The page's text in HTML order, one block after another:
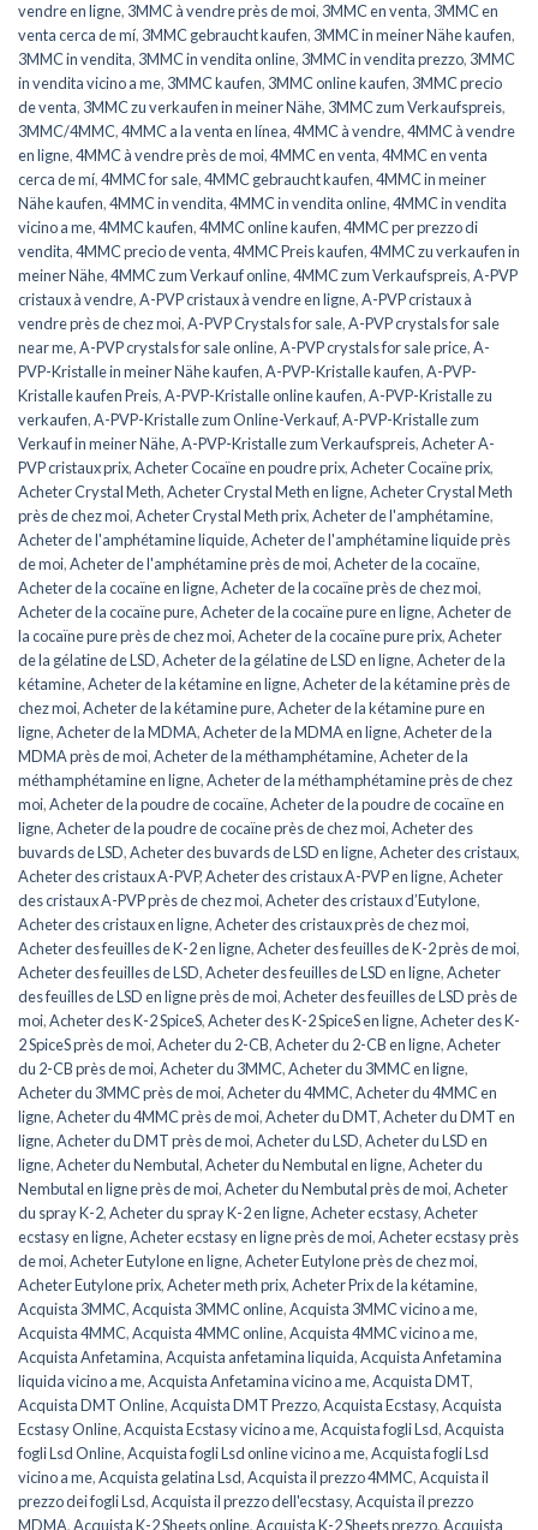
vendre en ligne, 3MMC à vendre près de moi, 3MMC en venta, 3MMC en
venta cerca de mí, 3MMC gebraucht kaufen, 3MMC in meiner Nähe kaufen,
3MMC in vendita, 3MMC in vendita online, 3MMC in vendita prezzo, 3MMC
in vendita vicino a me, 3MMC kaufen, 3MMC online kaufen, 3MMC precio
de venta, 3MMC zu verkaufen in meiner Nähe, 3MMC zum Verkaufspreis,
3MMC/4MMC,4MMC a la venta en línea,4MMC à vendre,4MMC à vendre
en ligne,4MMC à vendre près de moi,4MMC en venta,4MMC en venta
cerca de mí,4MMC for sale,4MMC gebraucht kaufen,4MMC in meiner
Nähe kaufen,4MMC in vendita,4MMC in vendita online,4MMC in vendita
vicino a me,4MMC kaufen,4MMC online kaufen,4MMC per prezzo di
vendita,4MMC precio de venta,4MMC Preis kaufen,4MMC zu verkaufen in
meiner Nähe,4MMC zum Verkauf online,4MMC zum Verkaufspreis,A-PVP
cristaux à vendre,A-PVP cristaux à vendre en ligne,A-PVP cristaux à
vendre près de chez moi,A-PVP Crystals for sale,A-PVP crystals for sale
near me,A-PVP crystals for sale online,A-PVP crystals for sale price,A-
PVP-Kristalle in meiner Nähe kaufen,A-PVP-Kristalle kaufen,A-PVP-
Kristalle kaufen Preis,A-PVP-Kristalle online kaufen,A-PVP-Kristalle zu
verkaufen,A-PVP-Kristalle zum Online-Verkauf,A-PVP-Kristalle zum
Verkauf in meiner Nähe,A-PVP-Kristalle zum Verkaufspreis,Acheter A-
PVP cristaux prix,Acheter Cocaïne en poudre prix,Acheter Cocaïne prix,
Acheter Crystal Meth,Acheter Crystal Meth en ligne,Acheter Crystal Meth
près de chez moi,Acheter Crystal Meth prix,Acheter de l'amphétamine,
Acheter de l'amphétamine liquide,Acheter de l'amphétamine liquide près
de moi,Acheter de l'amphétamine près de moi,Acheter de la cocaïne,
Acheter de la cocaïne en ligne,Acheter de la cocaïne près de chez moi,
Acheter de la cocaïne pure,Acheter de la cocaïne pure en ligne,Acheter de
la cocaïne pure près de chez moi,Acheter de la cocaïne pure prix,Acheter
de la gélatine de LSD,Acheter de la gélatine de LSD en ligne,Acheter de la
kétamine,Acheter de la kétamine en ligne,Acheter de la kétamine près de
chez moi,Acheter de la kétamine pure,Acheter de la kétamine pure en
ligne,Acheter de la MDMA,Acheter de la MDMA en ligne,Acheter de la
MDMA près de moi,Acheter de la méthamphétamine,Acheter de la
méthamphétamine en ligne,Acheter de la méthamphétamine près de chez
moi,Acheter de la poudre de cocaïne,Acheter de la poudre de cocaïne en
ligne,Acheter de la poudre de cocaïne près de chez moi,Acheter des
buvards de LSD,Acheter des buvards de LSD en ligne,Acheter des cristaux,
Acheter des cristaux A-PVP,Acheter des cristaux A-PVP en ligne,Acheter
des cristaux A-PVP près de chez moi,Acheter des cristaux d’Eutylone,
Acheter des cristaux en ligne,Acheter des cristaux près de chez moi,
Acheter des feuilles de K-2 en ligne,Acheter des feuilles de K-2 près de moi,
Acheter des feuilles de LSD,Acheter des feuilles de LSD en ligne,Acheter
des feuilles de LSD en ligne près de moi,Acheter des feuilles de LSD près de
moi,Acheter des K-2 SpiceS,Acheter des K-2 SpiceS en ligne,Acheter des K-
2 SpiceS près de moi,Acheter du 2-CB,Acheter du 2-CB en ligne,Acheter
du 2-CB près de moi,Acheter du 3MMC,Acheter du 3MMC en ligne,
Acheter du 3MMC près de moi,Acheter du 4MMC,Acheter du 4MMC en
ligne,Acheter du 4MMC près de moi,Acheter du DMT,Acheter du DMT en
ligne,Acheter du DMT près de moi,Acheter du LSD,Acheter du LSD en
ligne,Acheter du Nembutal,Acheter du Nembutal en ligne,Acheter du
Nembutal en ligne près de moi,Acheter du Nembutal près de moi,Acheter
du spray K-2,Acheter du spray K-2 en ligne,Acheter ecstasy,Acheter
ecstasy en ligne,Acheter ecstasy en ligne près de moi,Acheter ecstasy près
de moi,Acheter Eutylone en ligne,Acheter Eutylone près de chez moi,
Acheter Eutylone prix,Acheter meth prix,Acheter Prix de la kétamine,
Acquista 3MMC,Acquista 3MMC online,Acquista 3MMC vicino a me,
Acquista 4MMC,Acquista 4MMC online,Acquista 4MMC vicino a me,
Acquista Anfetamina,Acquista anfetamina liquida,Acquista Anfetamina
liquida vicino a me,Acquista Anfetamina vicino a me,Acquista DMT,
Acquista DMT Online,Acquista DMT Prezzo,Acquista Ecstasy,Acquista
Ecstasy Online,Acquista Ecstasy vicino a me,Acquista fogli Lsd,Acquista
fogli Lsd Online,Acquista fogli Lsd online vicino a me,Acquista fogli Lsd
vicino a me,Acquista gelatina Lsd,Acquista il prezzo 4MMC,Acquista il
prezzo dei fogli Lsd,Acquista il prezzo dell'ecstasy,Acquista il prezzo
MDMA,Acquista K-2 Sheets online,Acquista K-2 Sheets prezzo,Acquista